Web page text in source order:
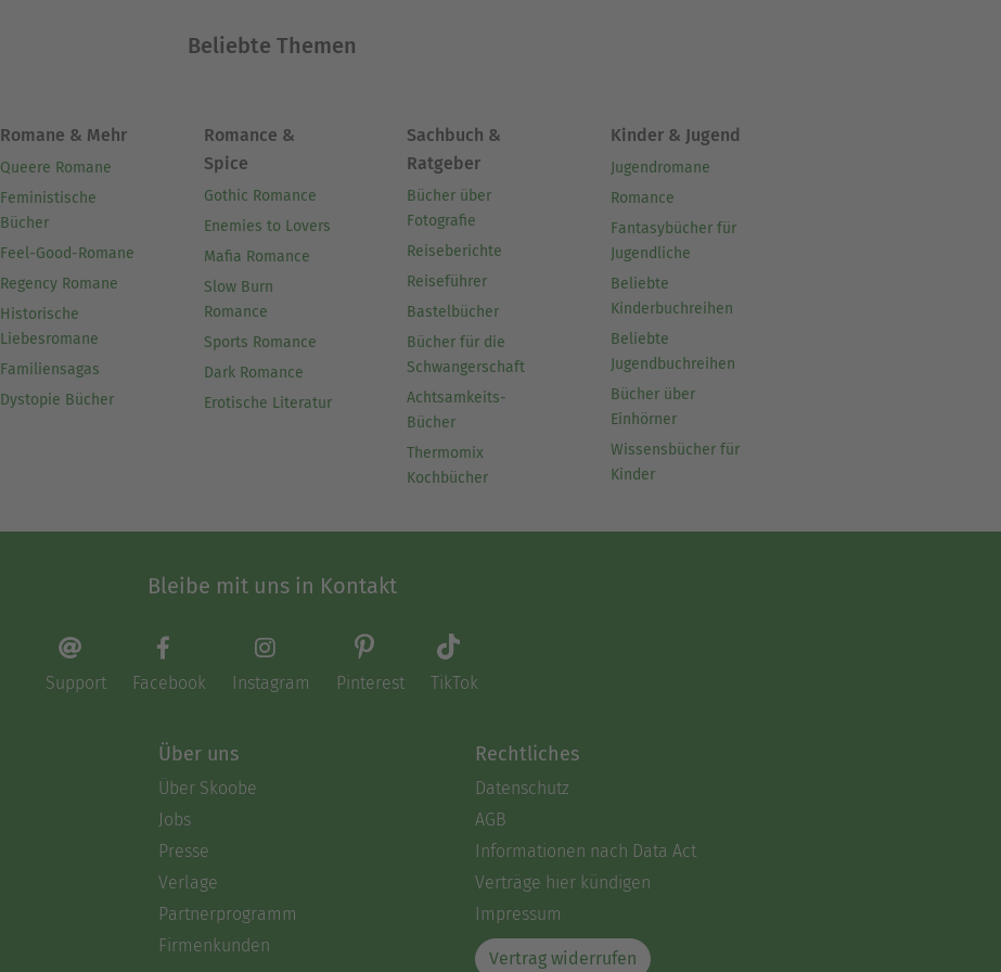
Beliebte Themen
Romane & Mehr
Queere Romane
Feministische
Bücher
Feel-Good-Romane
Regency Romane
Historische
Liebesromane
Familiensagas
Dystopie Bücher
Romance &
Spice
Gothic Romance
Enemies to Lovers
Mafia Romance
Slow Burn
Romance
Sports Romance
Dark Romance
Erotische Literatur
Sachbuch &
Ratgeber
Bücher über
Fotografie
Reiseberichte
Reiseführer
Bastelbücher
Bücher für die
Schwangerschaft
Achtsamkeits-
Bücher
Thermomix
Kochbücher
Kinder & Jugend
Jugendromane
Romance
Fantasybücher für
Jugendliche
Beliebte
Kinderbuchreihen
Beliebte
Jugendbuchreihen
Bücher über
Einhörner
Wissensbücher für
Kinder
Bleibe mit uns in Kontakt
Support Facebook Instagram Pinterest TikTok
Über uns
Über Skoobe
Jobs
Presse
Verlage
Partnerprogramm
Firmenkunden
Rechtliches
Datenschutz
AGB
Informationen nach Data Act
Verträge hier kündigen
Impressum
Vertrag widerrufen